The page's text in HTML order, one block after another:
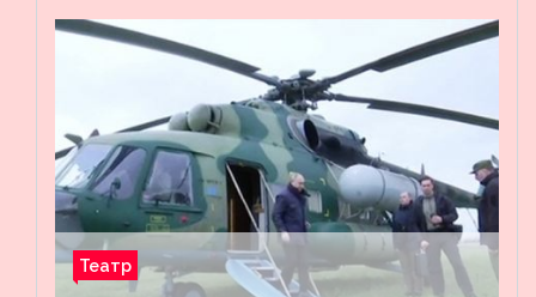
Театр